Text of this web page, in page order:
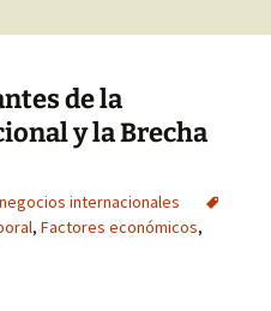
de la
y la Brecha
internacionales
, Factores económicos,